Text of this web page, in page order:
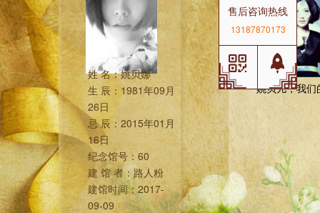
姓 名：姚贝娜
生 辰：1981年09月
26日
忌 辰： 2015年01月
16日
纪念馆号： 60
建 馆 者：路人粉
建馆时间：2017-
09-09
姚贝儿，我们
售后咨询热线
13187870173